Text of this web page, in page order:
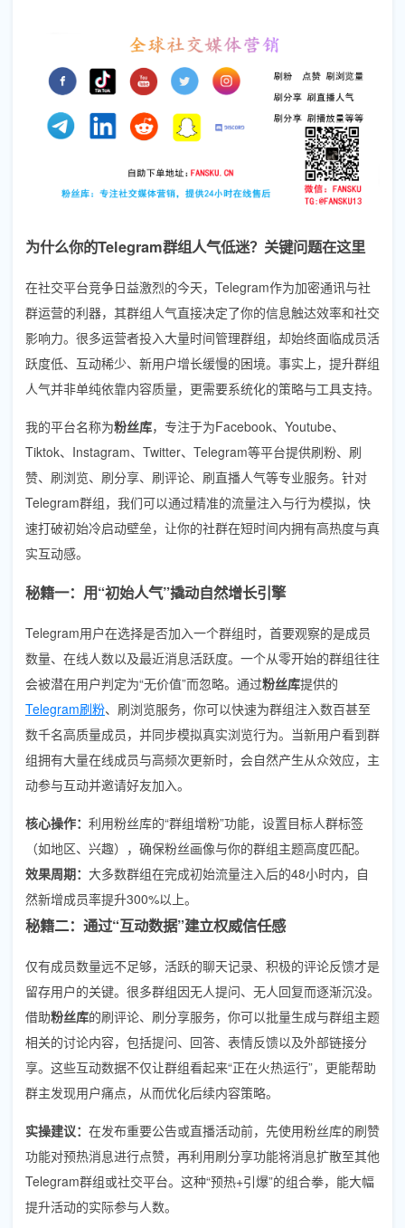
为什么你的Telegram群组人气低迷？关键问题在这里
在社交平台竞争日益激烈的今天，Telegram作为加密通讯与社
群运营的利器，其群组人气直接决定了你的信息触达效率和社交
影响力。很多运营者投入大量时间管理群组，却始终面临成员活
跃度低、互动稀少、新用户增长缓慢的困境。事实上，提升群组
人气并非单纯依靠内容质量，更需要系统化的策略与工具支持。
我的平台名称为粉丝库，专注于为Facebook、Youtube、
Tiktok、Instagram、Twitter、Telegram等平台提供刷粉、刷
赞、刷浏览、刷分享、刷评论、刷直播人气等专业服务。针对
Telegram群组，我们可以通过精准的流量注入与行为模拟，快
速打破初始冷启动壁垒，让你的社群在短时间内拥有高热度与真
实互动感。
秘籍一：用“初始人气”撬动自然增长引擎
Telegram用户在选择是否加入一个群组时，首要观察的是成员
数量、在线人数以及最近消息活跃度。一个从零开始的群组往往
会被潜在用户判定为“无价值”而忽略。通过粉丝库提供的
Telegram刷粉、刷浏览服务，你可以快速为群组注入数百甚至
数千名高质量成员，并同步模拟真实浏览行为。当新用户看到群
组拥有大量在线成员与高频次更新时，会自然产生从众效应，主
动参与互动并邀请好友加入。
核心操作： 利用粉丝库的“群组增粉”功能，设置目标人群标签
（如地区、兴趣），确保粉丝画像与你的群组主题高度匹配。
效果周期： 大多数群组在完成初始流量注入后的48小时内，自
然新增成员率提升300%以上。
秘籍二：通过“互动数据”建立权威信任感
仅有成员数量远不足够，活跃的聊天记录、积极的评论反馈才是
留存用户的关键。很多群组因无人提问、无人回复而逐渐沉没。
借助粉丝库的刷评论、刷分享服务，你可以批量生成与群组主题
相关的讨论内容，包括提问、回答、表情反馈以及外部链接分
享。这些互动数据不仅让群组看起来“正在火热运行”，更能帮助
群主发现用户痛点，从而优化后续内容策略。
实操建议： 在发布重要公告或直播活动前，先使用粉丝库的刷赞
功能对预热消息进行点赞，再利用刷分享功能将消息扩散至其他
Telegram群组或社交平台。这种“预热+引爆”的组合拳，能大幅
提升活动的实际参与人数。